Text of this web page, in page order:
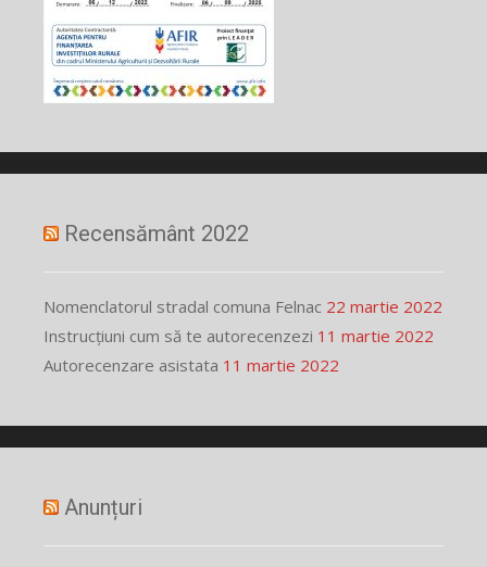
Recensământ 2022
Nomenclatorul stradal comuna Felnac 22 martie 2022
Instrucțiuni cum să te autorecenzezi 11 martie 2022
Autorecenzare asistata 11 martie 2022
Anunțuri